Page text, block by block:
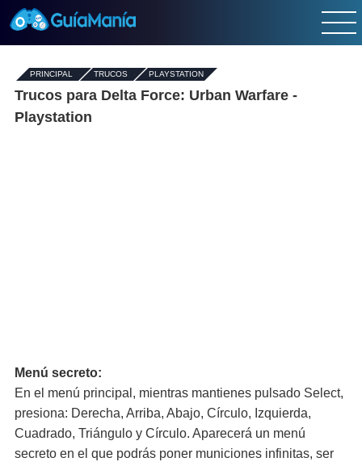
PRINCIPAL - TRUCOS- PLAYSTATION
Trucos para Delta Force: Urban Warfare -
Playstation
Menú secreto:
En el menú principal, mientras mantienes pulsado Select,
presiona: Derecha, Arriba, Abajo, Círculo, Izquierda,
Cuadrado, Triángulo y Círculo. Aparecerá un menú
secreto en el que podrás poner municiones infinitas, ser